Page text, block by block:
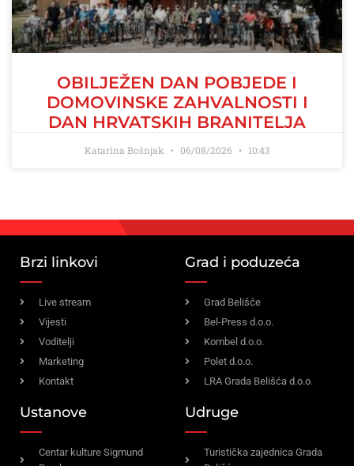
OBILJEŽEN DAN POBJEDE I
DOMOVINSKE ZAHVALNOSTI I
DAN HRVATSKIH BRANITELJA
Katarina Bošnjak 06/08/2026 10:43
Brzi linkovi
Live stream
Vijesti
Voditelji
Marketing
Kontakt
Grad i poduzeća
Grad Belišće
Bel-Press d.o.o.
Kombel d.o.o.
Polet d.o.o.
LRA Grada Belišća d.o.o.
Ustanove
Centar kulture Sigmund
Udruge
Turistička zajednica Grada